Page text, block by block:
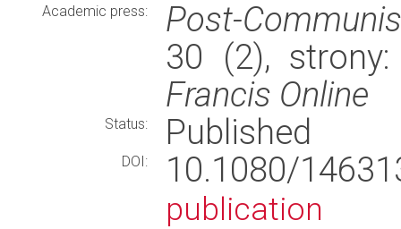
Academic press:
Post-
30 (2),
Francis Online
Status: Published
DOI: 10.1080/
publication